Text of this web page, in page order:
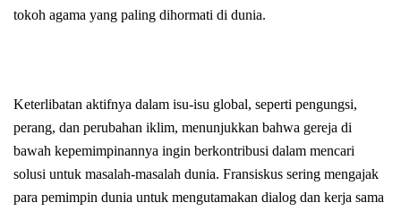
tokoh agama yang paling dihormati di dunia.
Keterlibatan aktifnya dalam isu-isu global, seperti pengungsi,
perang, dan perubahan iklim, menunjukkan bahwa gereja di
bawah kepemimpinannya ingin berkontribusi dalam mencari
solusi untuk masalah-masalah dunia. Fransiskus sering mengajak
para pemimpin dunia untuk mengutamakan dialog dan kerja sama